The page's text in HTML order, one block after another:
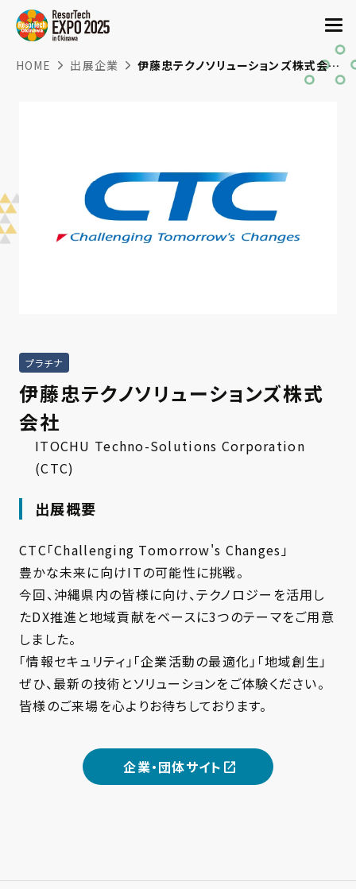
HOME 出展企業 伊藤忠テクノソリューションズ株式会社
プラチナ
伊藤忠テクノソリューションズ株式
会社
ITOCHU Techno-Solutions Corporation
(CTC)
出展概要
CTC「Challenging Tomorrow's Changes」
豊かな未来に向けITの可能性に挑戦。
今回、沖縄県内の皆様に向け、テクノロジーを活用し
たDX推進と地域貢献をベースに3つのテーマをご用意
しました。
「情報セキュリティ」「企業活動の最適化」「地域創生」
ぜひ、最新の技術とソリューションをご体験ください。
皆様のご来場を心よりお待ちしております。
企業・団体サイト